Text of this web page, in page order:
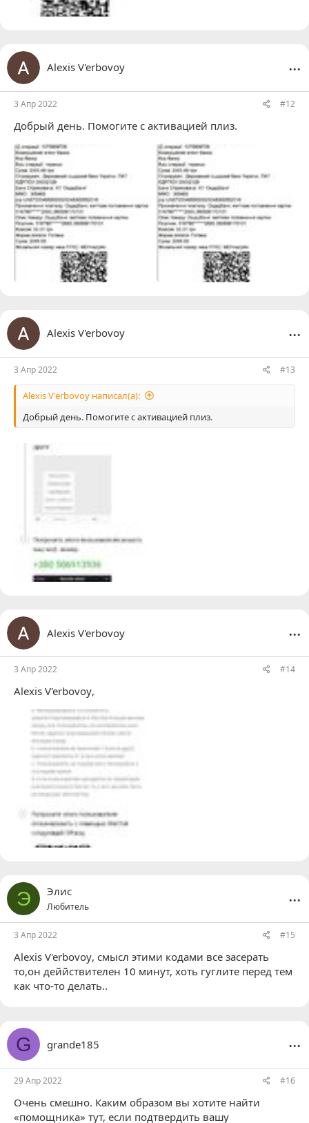
Alexis V'erbovoy ...
3 Апр 2022 #12
Добрый день. Помогите с активацией плиз.
Alexis V'erbovoy ...
3 Апр 2022 #13
Alexis V'erbovoy написал(а):
Добрый день. Помогите с активацией плиз.
Alexis V'erbovoy ...
3 Апр 2022 #14
Alexis V'erbovoy,
Э Элис
Любитель
...
3 Апр 2022 #15
Alexis V'erbovoy, смысл этими кодами все засерать
то,он деййствителен 10 минут, хоть гуглите перед тем
как что-то делать..
G grande185 ...
29 Апр 2022 #16
Очень смешно. Каким образом вы хотите найти
«помощника» тут, если подтвердить вашу